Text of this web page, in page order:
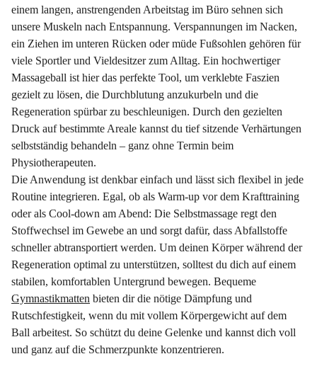
einem langen, anstrengenden Arbeitstag im Büro sehnen sich
unsere Muskeln nach Entspannung. Verspannungen im Nacken,
ein Ziehen im unteren Rücken oder müde Fußsohlen gehören für
viele Sportler und Vieldesitzer zum Alltag. Ein hochwertiger
Massageball ist hier das perfekte Tool, um verklebte Faszien
gezielt zu lösen, die Durchblutung anzukurbeln und die
Regeneration spürbar zu beschleunigen. Durch den gezielten
Druck auf bestimmte Areale kannst du tief sitzende Verhärtungen
selbstständig behandeln – ganz ohne Termin beim
Physiotherapeuten.
Die Anwendung ist denkbar einfach und lässt sich flexibel in jede
Routine integrieren. Egal, ob als Warm-up vor dem Krafttraining
oder als Cool-down am Abend: Die Selbstmassage regt den
Stoffwechsel im Gewebe an und sorgt dafür, dass Abfallstoffe
schneller abtransportiert werden. Um deinen Körper während der
Regeneration optimal zu unterstützen, solltest du dich auf einem
stabilen, komfortablen Untergrund bewegen. Bequeme
Gymnastikmatten bieten dir die nötige Dämpfung und
Rutschfestigkeit, wenn du mit vollem Körpergewicht auf dem
Ball arbeitest. So schützt du deine Gelenke und kannst dich voll
und ganz auf die Schmerzpunkte konzentrieren.